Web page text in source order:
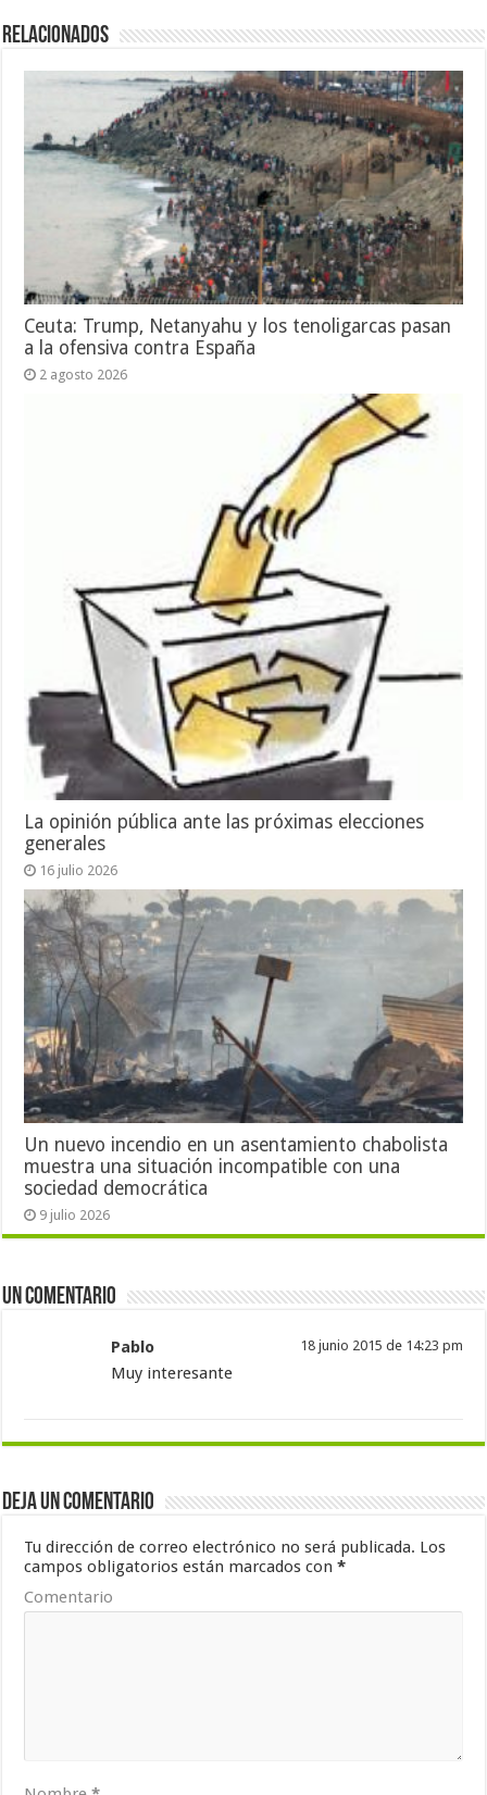
Relacionados
Ceuta: Trump, Netanyahu y los tenoligarcas pasan
a la ofensiva contra España
2 agosto 2026
La opinión pública ante las próximas elecciones
generales
16 julio 2026
Un nuevo incendio en un asentamiento chabolista
muestra una situación incompatible con una
sociedad democrática
9 julio 2026
Un comentario
Pablo 18 junio 2015 de 14:23 pm
Muy interesante
Deja un comentario
Tu dirección de correo electrónico no será publicada. Los
campos obligatorios están marcados con*
Comentario